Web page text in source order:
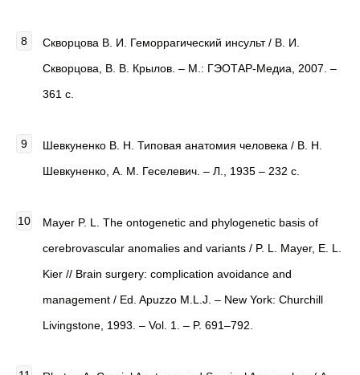
Скворцова В. И. Геморрагический инсульт / В. И.
Скворцова, В. В. Крылов. – М.: ГЭОТАР-Медиа, 2007. –
361 с.
Шевкуненко В. Н. Типовая анатомия человека / В. Н.
Шевкуненко, А. М. Геселевич. – Л., 1935 – 232 с.
Mayer P. L. The ontogenetic and phylogenetic basis of
cerebrovascular anomalies and variants / P. L. Mayer, E. L.
Kier // Brain surgery: complication avoidance and
management / Ed. Apuzzo M.L.J. – New York: Churchill
Livingstone, 1993. – Vol. 1. – P. 691–792.